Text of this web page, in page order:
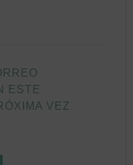
ESTE
VEZ